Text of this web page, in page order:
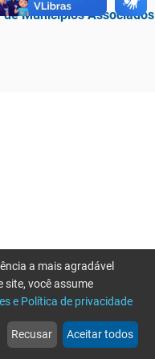
Municípios Associados
web
Notícias
more_horiz
Mais
a mais agradável
site, você assume
e Política de privacidade
Recusar Aceitar todos
novamente